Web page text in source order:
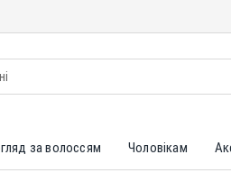
за волоссям Чоловікам